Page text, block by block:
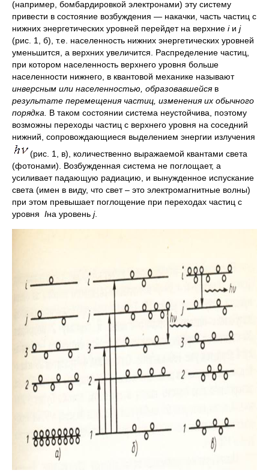
(например, бомбардировкой электронами) эту систему
привести в состояние возбуждения — накачки, часть частиц с
нижних энергетических уровней перейдет на верхние iи j
(рис. 1, б), т.е. населенность нижних энергетических уровней
уменьшится, а верхних увеличится. Распределение частиц,
при котором населенность верхнего уровня больше
населенности нижнего, в квантовой механике называют
инверсным или населенностью, образовавшейся в
результате перемещения частиц, изменения их обычного
порядка. В таком состоянии система неустойчива, поэтому
возможны переходы частиц с верхнего уровня на соседний
нижний, сопровождающиеся выделением энергии излучения
(рис. 1, в), количественно выражаемой квантами света
(фотонами). Возбужденная система не поглощает, а
усиливает падающую радиацию, и вынужденное испускание
света (имен в виду, что свет – это электромагнитные волны)
при этом превышает поглощение при переходах частиц с
уровня Iна уровень j.